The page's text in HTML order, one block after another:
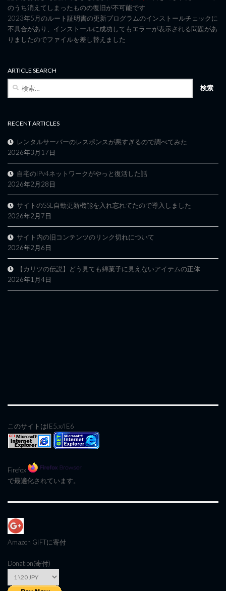
のうち消えてしまったものの復旧が不可能です
2023年5月のルート証明書の更新プログラムのインストールチェックに
不具合があり、インストールに成功してもエラーが表示される問題があ
りましたのでファイルを差し替えました
ARTICLE SEARCH
RECENT ARTICLES
レンタルサーバーのレスポンスが悪すぎるので調べてみた
2026年3月17日
自宅のIPv4ネットワークがやっと復活した話
2026年2月28日
サイトのSSL自動更新機能を入れ忘れてたので導入しました
2026年2月7日
サイト内の旧コンテンツのリンク切れについて
2026年2月6日
【カリツの伝説】どう見ても綿菓子に見えないアイテムの正体
2026年1月4日
このサイトはIE5.x/IE6
Firefox
で最適化されています。
Amazon GIFTに寄付
Donation(寄付)